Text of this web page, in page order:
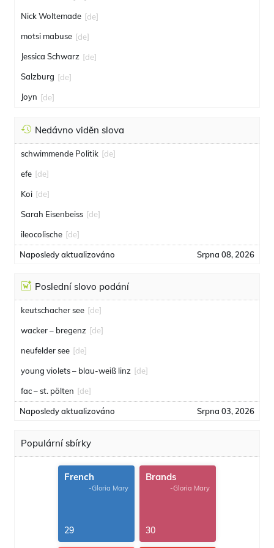
Nick Woltemade [de]
motsi mabuse [de]
Jessica Schwarz [de]
Salzburg [de]
Joyn [de]
Nedávno viděn slova
schwimmende Politik [de]
efe [de]
Koi [de]
Sarah Eisenbeiss [de]
ileocolische [de]
Naposledy aktualizováno Srpna 08, 2026
Poslední slovo podání
keutschacher see [de]
wacker – bregenz [de]
neufelder see [de]
young violets – blau-weiß linz [de]
fac – st. pölten [de]
Naposledy aktualizováno Srpna 03, 2026
Populární sbírky
French
-Gloria Mary
29
Brands
-Gloria Mary
30